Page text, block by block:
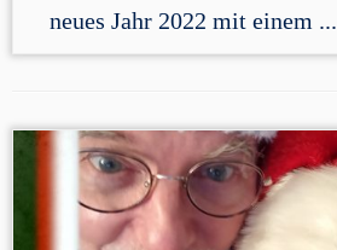
neues Jahr 2022 mit einem ...